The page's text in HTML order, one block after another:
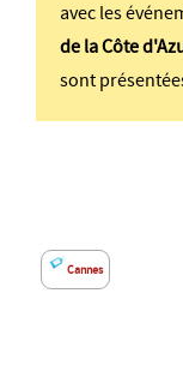
avec les
de la Côte
sont
Cannes